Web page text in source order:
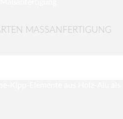
MASSANFERTIGUNG